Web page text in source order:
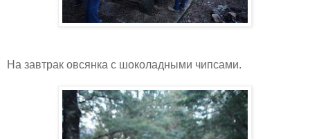
На завтрак овсянка с шоколадными чипсами.